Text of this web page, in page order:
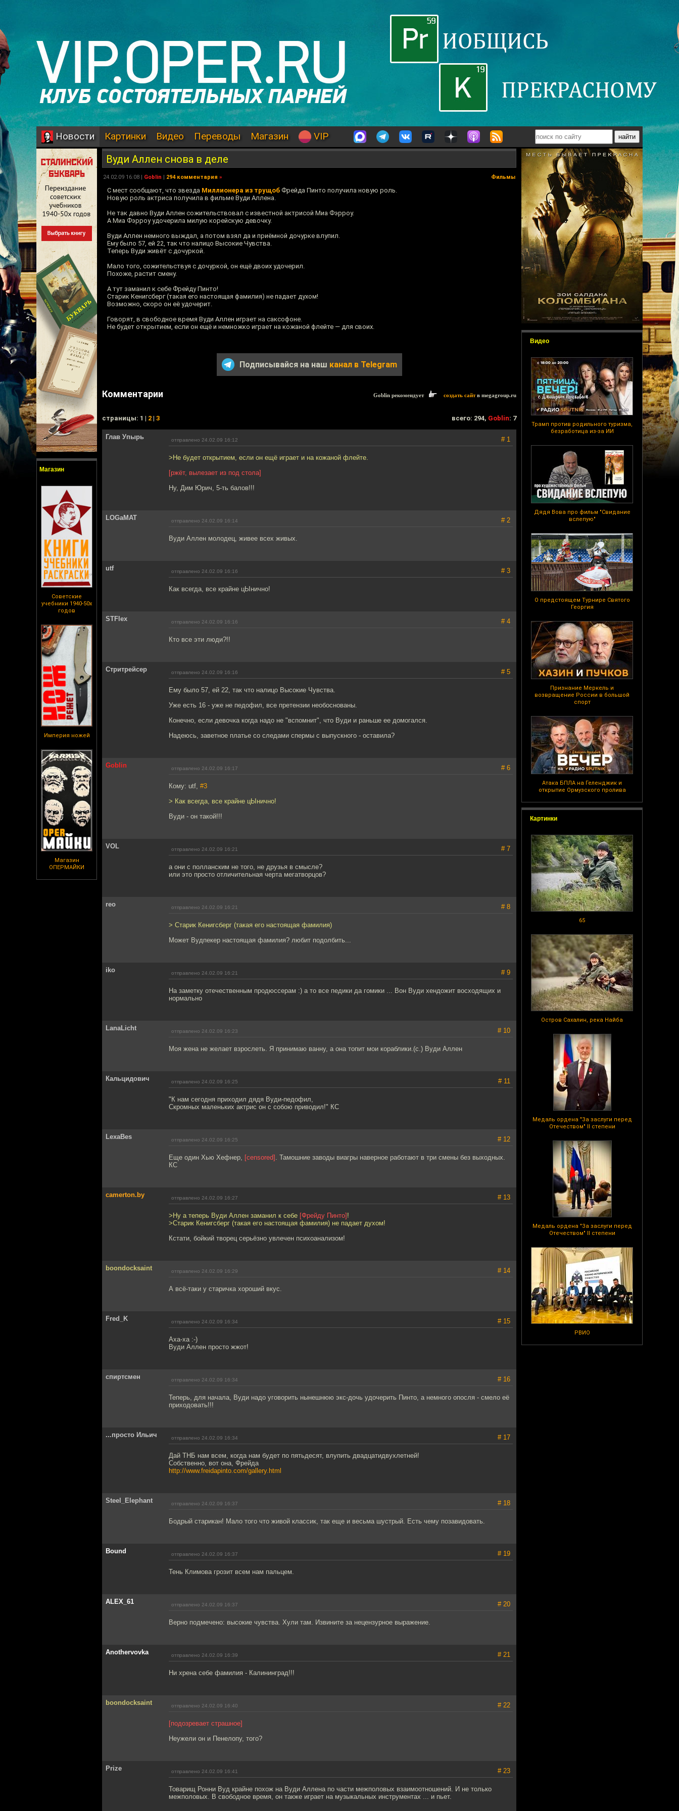
Новости Картинки Видео Переводы Магазин VIP
Магазин
Советские
учебники 1940-50х
годов
Империя ножей
Магазин
ОПЕРМАЙКИ
Видео
Трамп против родильного туризма,
безработица из-за ИИ
Дядя Вова про фильм "Свидание
вслепую"
О предстоящем Турнире Святого
Георгия
Признание Меркель и
возвращение России в большой
спорт
Атака БПЛА на Геленджик и
открытие Ормузского пролива
Картинки
65
Остров Сахалин, река Найба
Медаль ордена "За заслуги перед
Отечеством" II степени
Медаль ордена "За заслуги перед
Отечеством" II степени
РВИО
Вуди Аллен снова в деле
24.02.09 16:08 | Goblin | 294 комментария » Фильмы
С мест сообщают, что звезда Миллионера из трущоб Фрейда Пинто получила новую роль.
Новую роль актриса получила в фильме Вуди Аллена.
Не так давно Вуди Аллен сожительствовал с известной актрисой Миа Фэрроу.
А Миа Фэрроу удочерила милую корейскую девочку.
Вуди Аллен немного выждал, а потом взял да и приёмной дочурке влупил.
Ему было 57, ей 22, так что налицо Высокие Чувства.
Теперь Вуди живёт с дочуркой.
Мало того, сожительствуя с дочуркой, он ещё двоих удочерил.
Похоже, растит смену.
А тут заманил к себе Фрейду Пинто!
Старик Кенигсберг (такая его настоящая фамилия) не падает духом!
Возможно, скоро он её удочерит.
Говорят, в свободное время Вуди Аллен играет на саксофоне.
Не будет открытием, если он ещё и немножко играет на кожаной флейте — для своих.
Подписывайся на наш канал в Telegram
Комментарии Goblin рекомендует создать сайтв megagroup.ru
cтраницы: 1 | 2 | 3 всего: 294, Goblin: 7
Глав Упырь отправлено 24.02.09 16:12 # 1
>Не будет открытием, если он ещё играет и на кожаной флейте.
[ржёт, вылезает из под стола]
Ну, Дим Юрич, 5-ть балов!!!
LOGaMAT отправлено 24.02.09 16:14 # 2
Вуди Аллен молодец, живее всех живых.
utf отправлено 24.02.09 16:16 # 3
Как всегда, все крайне цЫнично!
STFlex отправлено 24.02.09 16:16 # 4
Кто все эти люди?!!
Стритрейсер отправлено 24.02.09 16:16 # 5
Ему было 57, ей 22, так что налицо Высокие Чувства.
Уже есть 16 - уже не педофил, все претензии необоснованы.
Конечно, если девочка когда надо не "вспомнит", что Вуди и раньше ее домогался.
Надеюсь, заветное платье со следами спермы с выпускного - оставила?
Goblin отправлено 24.02.09 16:17 # 6
Кому: utf, #3
> Как всегда, все крайне цЫнично!
Вуди - он такой!!!
VOL отправлено 24.02.09 16:21 # 7
а они с полланским не того, не друзья в смысле?
или это просто отличительная черта мегатворцов?
reo отправлено 24.02.09 16:21 # 8
> Старик Кенигсберг (такая его настоящая фамилия)
Может Вудпекер настоящая фамилия? любит подолбить...
iko отправлено 24.02.09 16:21 # 9
На заметку отечественным продюссерам :) а то все педики да гомики ... Вон Вуди хендожит восходящих и
нормально
LanaLicht отправлено 24.02.09 16:23 # 10
Моя жена не желает взрослеть. Я принимаю ванну, а она топит мои кораблики.(с.) Вуди Аллен
Кальцидович отправлено 24.02.09 16:25 # 11
"К нам сегодня приходил дядя Вуди-педофил,
Скромных маленьких актрис он с собою приводил!" КС
LexaBes отправлено 24.02.09 16:25 # 12
Еще один Хью Хефнер, [censored] . Тамошние заводы виагры наверное работают в три смены без выходных.
КС
camerton.by отправлено 24.02.09 16:27 # 13
>Ну а теперь Вуди Аллен заманил к себе [Фрейду Пинто] !
>Старик Кенигсберг (такая его настоящая фамилия) не падает духом!
Кстати, бойкий творец серьёзно увлечен психоанализом!
boondocksaint отправлено 24.02.09 16:29 # 14
А всё-таки у старичка хороший вкус.
Fred_K отправлено 24.02.09 16:34 # 15
Аха-ха :-)
Вуди Аллен просто жжот!
спиртсмен отправлено 24.02.09 16:34 # 16
Теперь, для начала, Вуди надо уговорить нынешнюю экс-дочь удочерить Пинто, а немного опосля - смело её
приходовать!!!
...просто Ильич отправлено 24.02.09 16:34 # 17
Дай ТНБ нам всем, когда нам будет по пятьдесят, влупить двадцатидвухлетней!
Собственно, вот она, Фрейда
http://www.freidapinto.com/gallery.html
Steel_Elephant отправлено 24.02.09 16:37 # 18
Бодрый старикан! Мало того что живой классик, так еще и весьма шустрый. Есть чему позавидовать.
Bound отправлено 24.02.09 16:37 # 19
Тень Климова грозит всем нам пальцем.
ALEX_61 отправлено 24.02.09 16:37 # 20
Верно подмечено: высокие чувства. Хули там. Извините за нецензурное выражение.
Anothervovka отправлено 24.02.09 16:39 # 21
Ни хрена себе фамилия - Калининград!!!
boondocksaint отправлено 24.02.09 16:40 # 22
[подозревает страшное]
Неужели он и Пенелопу, того?
Prize отправлено 24.02.09 16:41 # 23
Товарищ Ронни Вуд крайне похож на Вуди Аллена по части межполовых взаимоотношений. И не только
межполовых. В свободное время, он также играет на музыкальных инструментах ... и пьет.